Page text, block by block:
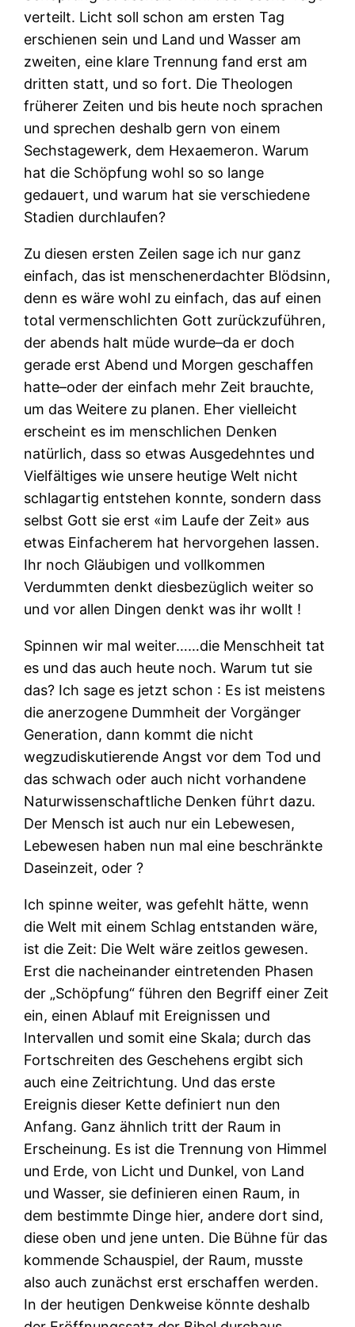
verteilt. Licht soll schon am ersten Tag
erschienen sein und Land und Wasser am
zweiten, eine klare Trennung fand erst am
dritten statt, und so fort. Die Theologen
früherer Zeiten und bis heute noch sprachen
und sprechen deshalb gern von einem
Sechstagewerk, dem Hexaemeron. Warum
hat die Schöpfung wohl so so lange
gedauert, und warum hat sie verschiedene
Stadien durchlaufen?
Zu diesen ersten Zeilen sage ich nur ganz
einfach, das ist menschenerdachter Blödsinn,
denn es wäre wohl zu einfach, das auf einen
total vermenschlichten Gott zurückzuführen,
der abends halt müde wurde–da er doch
gerade erst Abend und Morgen geschaffen
hatte–oder der einfach mehr Zeit brauchte,
um das Weitere zu planen. Eher vielleicht
erscheint es im menschlichen Denken
natürlich, dass so etwas Ausgedehntes und
Vielfältiges wie unsere heutige Welt nicht
schlagartig entstehen konnte, sondern dass
selbst Gott sie erst «im Laufe der Zeit» aus
etwas Einfacherem hat hervorgehen lassen.
Ihr noch Gläubigen und vollkommen
Verdummten denkt diesbezüglich weiter so
und vor allen Dingen denkt was ihr wollt !
Spinnen wir mal weiter……die Menschheit tat
es und das auch heute noch. Warum tut sie
das? Ich sage es jetzt schon : Es ist meistens
die anerzogene Dummheit der Vorgänger
Generation, dann kommt die nicht
wegzudiskutierende Angst vor dem Tod und
das schwach oder auch nicht vorhandene
Naturwissenschaftliche Denken führt dazu.
Der Mensch ist auch nur ein Lebewesen,
Lebewesen haben nun mal eine beschränkte
Daseinzeit, oder ?
Ich spinne weiter, was gefehlt hätte, wenn
die Welt mit einem Schlag entstanden wäre,
ist die Zeit: Die Welt wäre zeitlos gewesen.
Erst die nacheinander eintretenden Phasen
der „Schöpfung“ führen den Begriff einer Zeit
ein, einen Ablauf mit Ereignissen und
Intervallen und somit eine Skala; durch das
Fortschreiten des Geschehens ergibt sich
auch eine Zeitrichtung. Und das erste
Ereignis dieser Kette definiert nun den
Anfang. Ganz ähnlich tritt der Raum in
Erscheinung. Es ist die Trennung von Himmel
und Erde, von Licht und Dunkel, von Land
und Wasser, sie definieren einen Raum, in
dem bestimmte Dinge hier, andere dort sind,
diese oben und jene unten. Die Bühne für das
kommende Schauspiel, der Raum, musste
also auch zunächst erst erschaffen werden.
In der heutigen Denkweise könnte deshalb